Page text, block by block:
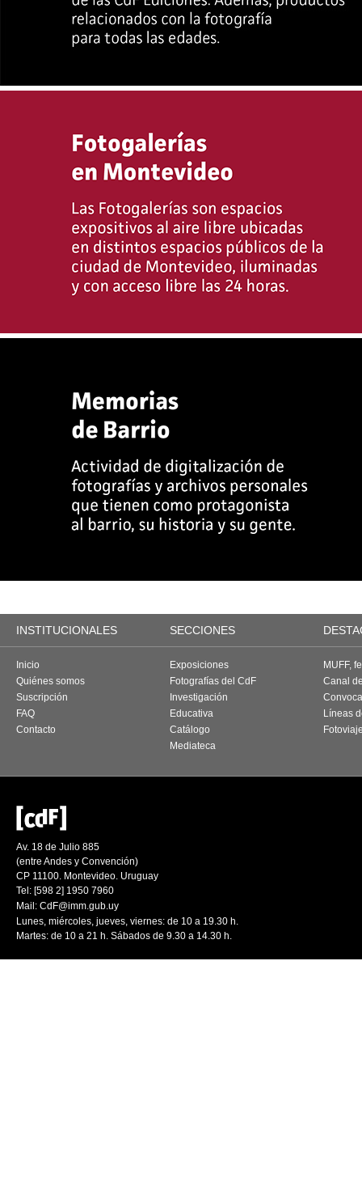
INSTITUCIONALES SECCIONES
Inicio
Quiénes somos
Suscripción
FAQ
Contacto
Exposiciones
Fotografías del CdF
Investigación
Educativa
Catálogo
Mediateca
MUFF,
Canal
Líneas
Av. 18 de Julio 885
(entre Andes y Convención)
CP 11100. Montevideo. Uruguay
Tel: [598 2] 1950 7960
Mail: CdF@imm.gub.uy
Lunes, miércoles, jueves, viernes: de 10 a 19.30 h.
Martes: de 10 a 21 h. Sábados de 9.30 a 14.30 h.